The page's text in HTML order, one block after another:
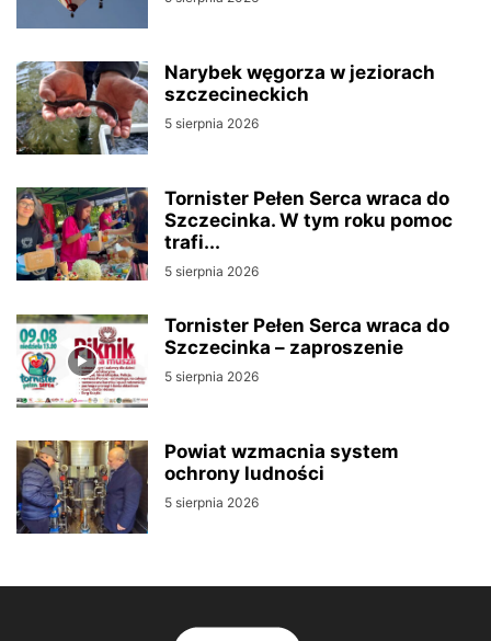
Narybek węgorza w jeziorach
szczecineckich
5 sierpnia 2026
Tornister Pełen Serca wraca do
Szczecinka. W tym roku pomoc
trafi...
5 sierpnia 2026
Tornister Pełen Serca wraca do
Szczecinka – zaproszenie
5 sierpnia 2026
Powiat wzmacnia system
ochrony ludności
5 sierpnia 2026